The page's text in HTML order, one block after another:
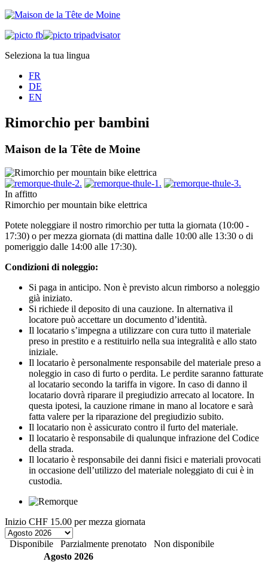
Seleziona la tua lingua
FR
DE
EN
Rimorchio per bambini
Maison de la Tête de Moine
In affitto
Rimorchio per mountain bike elettrica
Potete noleggiare il nostro rimorchio per tutta la giornata (10:00 -
17:30) o per mezza giornata (di mattina dalle 10:00 alle 13:30 o di
pomeriggio dalle 14:00 alle 17:30).
Condizioni di noleggio:
Si paga in anticipo. Non è previsto alcun rimborso a noleggio
già iniziato.
Si richiede il deposito di una cauzione. In alternativa il
locatore può accettare un documento d’identità.
Il locatario s’impegna a utilizzare con cura tutto il materiale
preso in prestito e a restituirlo nella sua integralità e allo stato
iniziale.
Il locatario è personalmente responsabile del materiale preso a
noleggio in caso di furto o perdita. Le perdite saranno fatturate
al locatario secondo la tariffa in vigore. In caso di danno il
locatario dovrà riparare il pregiudizio arrecato al locatore. In
questa ipotesi, la cauzione rimane in mano al locatore e sarà
fatta valere per la riparazione del pregiudizio subito.
Il locatario non è assicurato contro il furto del materiale.
Il locatario è responsabile di qualunque infrazione del Codice
della strada.
Il locatario è responsabile dei danni fisici e materiali provocati
in occasione dell’utilizzo del materiale noleggiato di cui è in
custodia.
Inizio CHF 15.00 per mezza giornata
Disponibile Parzialmente prenotato
Non disponibile
Agosto 2026